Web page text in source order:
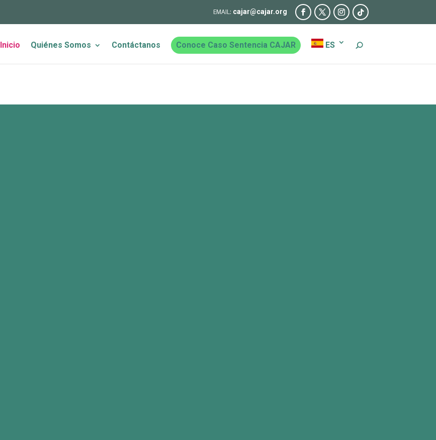
cajar@cajar.org
Inicio Quiénes Somos Contáctanos Conoce Caso Sentencia CAJAR ES